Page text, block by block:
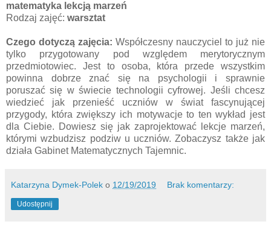
matematyka lekcją marzeń
Rodzaj zajęć: warsztat
Czego dotyczą zajęcia: Współczesny nauczyciel to już nie
tylko przygotowany pod względem merytorycznym
przedmiotowiec. Jest to osoba, która przede wszystkim
powinna dobrze znać się na psychologii i sprawnie
poruszać się w świecie technologii cyfrowej. Jeśli chcesz
wiedzieć jak przenieść uczniów w świat fascynującej
przygody, która zwiększy ich motywacje to ten wykład jest
dla Ciebie. Dowiesz się jak zaprojektować lekcje marzeń,
którymi wzbudzisz podziw u uczniów. Zobaczysz także jak
działa Gabinet Matematycznych Tajemnic.
Katarzyna Dymek-Polek o 12/19/2019 Brak komentarzy:
Udostępnij